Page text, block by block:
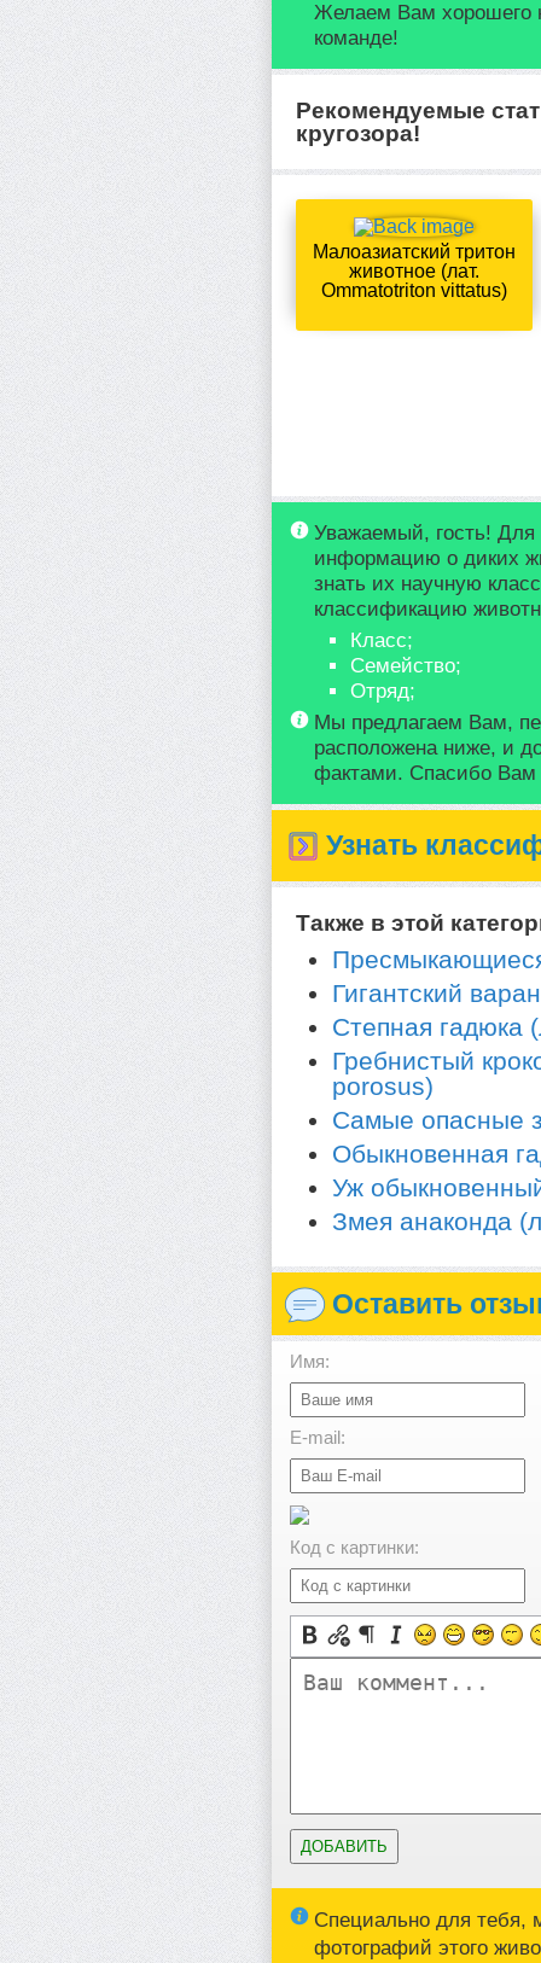
Желаем Вам хорошего
команде!
Рекомендуемые
кругозора!
Малоазиатский тритон
животное (лат.
Ommatotriton vittatus)
Уважаемый, гость! Для
информацию о диких
знать их научную
классификацию
Класс;
Семейство;
Отряд;
Мы предлагаем Вам,
расположена ниже, и
фактами. Спасибо
Узнать
Также в этой
Гигантский
Степная гадюка
Гребнистый
porosus)
Самые опасные
Обыкновенная
Уж
Змея анаконда
Оставить
Имя:
E-mail:
Код с картинки:
Специально для тебя,
фотографий этого